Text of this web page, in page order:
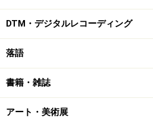
DTM・デジタルレコーディング
落語
書籍・雑誌
アート・美術展